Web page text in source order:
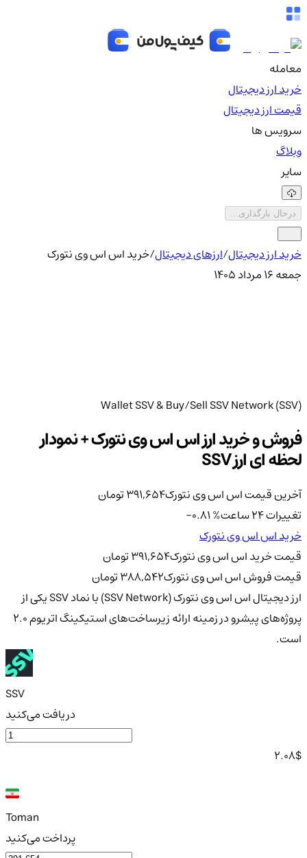
معامله
خرید ارز دیجیتال
قیمت ارز دیجیتال
سرویس ها
وبلاگ
سایر
درحال بارگذاری...
خرید ارز دیجیتال/ارزهای دیجیتال/خرید اس اس وی نتورک
جمعه ۱۶ مرداد ۱۴۰۵
Wallet SSV & Buy/Sell SSV Network (SSV)
فروش و خرید ارز اس اس وی نتورک + نمودار
لحظه ای ارز SSV
آخرین قیمت اس اس وی نتورک391,654تومان
تغییرات 24 ساعت
-0.81%
خرید اس اس وی نتورک
قیمت خرید اس اس وی نتورک391,654تومان
قیمت فروش اس اس وی نتورک388,542تومان
ارز دیجیتال اس اس وی نتورک (SSV Network) با نماد SSV یکی از
پروژه‌های پیشرو در زمینه ارائه زیرساخت‌های استیکینگ اتریوم ۲.۰
است.
SSV
دریافت می‌کنید
2.08$
Toman
پرداخت می‌کنید